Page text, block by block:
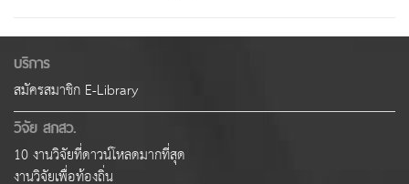
บริการ
สมัครสมาชิก E-Library
วิจัย สกสว.
10 งานวิจัยที่ดาวน์โหลดมากที่สุด
งานวิจัยเพื่อท้องถิ่น